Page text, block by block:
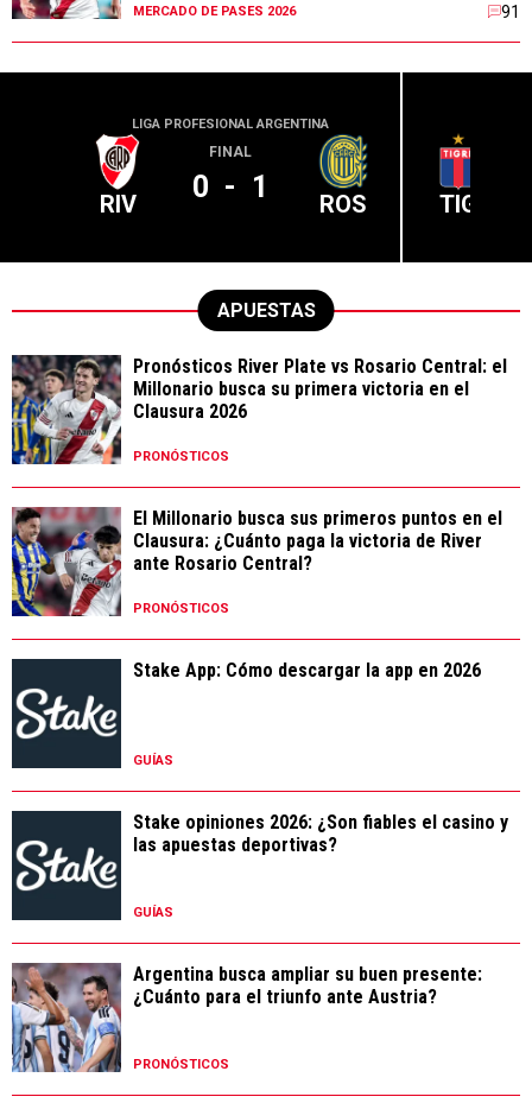
MERCADO DE PASES 2026 91
LIGA PROFESIONAL ARGENTINA
RIV
FINAL
0 - 1 ROS TIG
APUESTAS
Pronósticos River Plate vs Rosario Central: el
Millonario busca su primera victoria en el
Clausura 2026
PRONÓSTICOS
El Millonario busca sus primeros puntos en el
Clausura: ¿Cuánto paga la victoria de River
ante Rosario Central?
PRONÓSTICOS
Stake App: Cómo descargar la app en 2026
GUÍAS
Stake opiniones 2026: ¿Son fiables el casino y
las apuestas deportivas?
GUÍAS
Argentina busca ampliar su buen presente:
¿Cuánto para el triunfo ante Austria?
PRONÓSTICOS